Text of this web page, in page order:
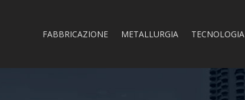
FABBRICAZIONE METALLURGIA TECNOLOGIA